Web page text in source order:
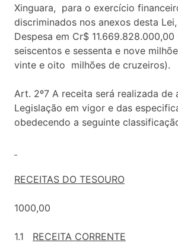
Xinguara, para o exercício
discriminados nos anexos desta
Despesa em Cr$ 11.669.828.000,00
seiscentos e sessenta e nove
vinte e oito milhões de cruzeiros).
Art. 2º7 A receita será realizada de
Legislação em vigor e das
obedecendo a seguinte
RECEITAS DO TESOURO
1000,00
1.1 RECEITA CORRENTE